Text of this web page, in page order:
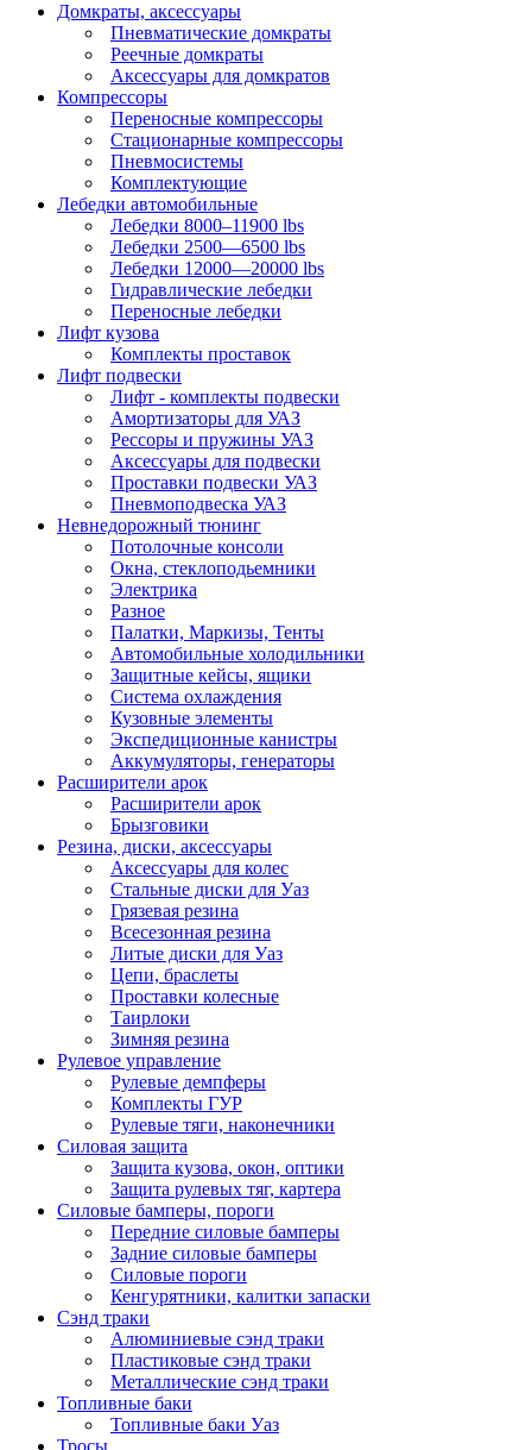
Домкраты, аксессуары
Пневматические домкраты
Реечные домкраты
Аксессуары для домкратов
Компрессоры
Переносные компрессоры
Стационарные компрессоры
Пневмосистемы
Комплектующие
Лебедки автомобильные
Лебедки 8000–11900 lbs
Лебедки 2500—6500 lbs
Лебедки 12000—20000 lbs
Гидравлические лебедки
Переносные лебедки
Лифт кузова
Комплекты проставок
Лифт подвески
Лифт - комплекты подвески
Амортизаторы для УАЗ
Рессоры и пружины УАЗ
Аксессуары для подвески
Проставки подвески УАЗ
Пневмоподвеска УАЗ
Невнедорожный тюнинг
Потолочные консоли
Окна, стеклоподьемники
Электрика
Разное
Палатки, Маркизы, Тенты
Автомобильные холодильники
Защитные кейсы, ящики
Система охлаждения
Кузовные элементы
Экспедиционные канистры
Аккумуляторы, генераторы
Расширители арок
Расширители арок
Брызговики
Резина, диски, аксессуары
Аксессуары для колес
Стальные диски для Уаз
Грязевая резина
Всесезонная резина
Литые диски для Уаз
Цепи, браслеты
Проставки колесные
Таирлоки
Зимняя резина
Рулевое управление
Рулевые демпферы
Комплекты ГУР
Рулевые тяги, наконечники
Силовая защита
Защита кузова, окон, оптики
Защита рулевых тяг, картера
Силовые бамперы, пороги
Передние силовые бамперы
Задние силовые бамперы
Силовые пороги
Кенгурятники, калитки запаски
Сэнд траки
Алюминиевые сэнд траки
Пластиковые сэнд траки
Металлические сэнд траки
Топливные баки
Топливные баки Уаз